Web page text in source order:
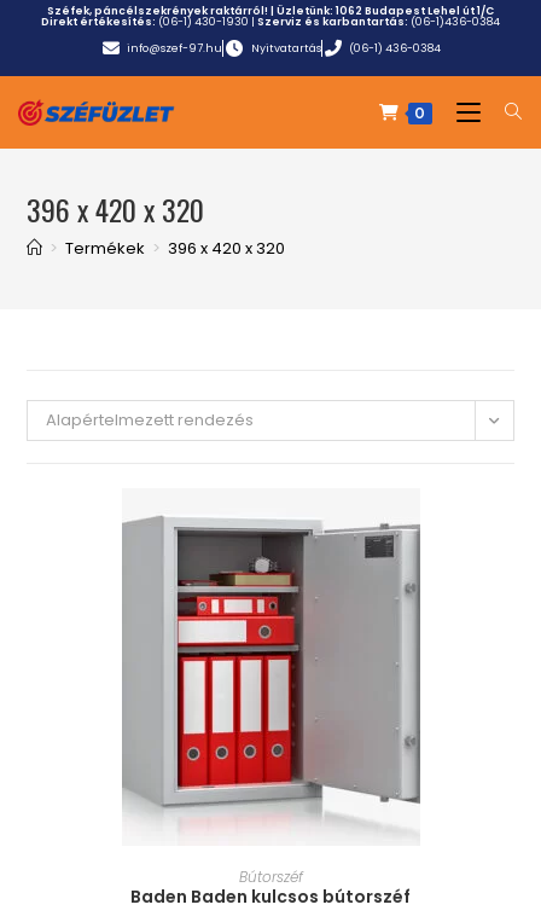
Széfek, páncélszekrények raktárról! | Üzletünk:1062 Budapest Lehel út 1/C
Direkt értékesítés: (06-1) 430-1930 | Szerviz és karbantartás: (06-1)436-0384
info@szef-97.hu
Nyitvatartás (06-1) 436-0384
0
396 x 420 x 320
> Termékek > 396 x 420 x 320
Alapértelmezett rendezés
MÉRET VÁLASZTÁSA
Bútorszéf
Baden Baden kulcsos bútorszéf